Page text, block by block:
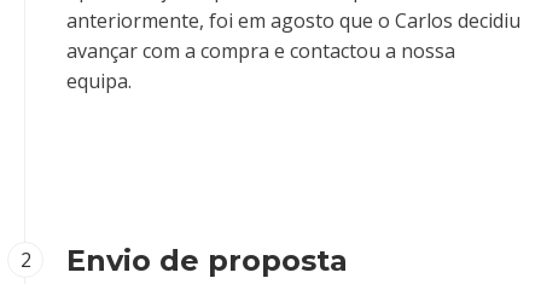
anteriormente, foi em agosto que o Carlos decidiu
avançar com a compra e contactou a nossa
equipa.
2 Envio de proposta